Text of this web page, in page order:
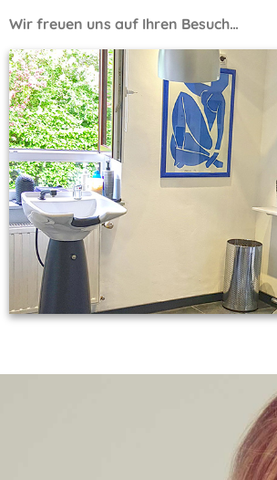
Wir freuen uns auf Ihren Besuch…